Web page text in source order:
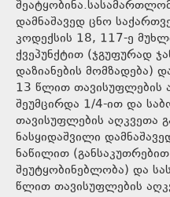
დამნაშავედ ცნო
კოდექსის 18, 117-ე
ქვეპუნქტით (ჯგუფურად
დაზიანების მომზადება)
13 წლით თავისუფლების
შეუმცირდა 1/4-ით და
თავისუფლების აღკვეთა
ნასყიდაშვილი
ნაწილით
შეუტყობინებლობა) და
წლით თავისუფლების